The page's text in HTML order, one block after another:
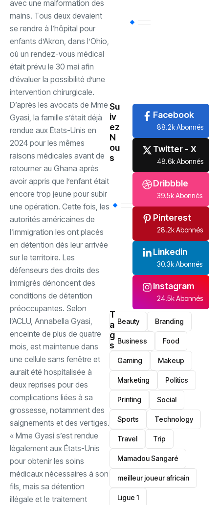
avec une malformation des
mains. Tous deux devaient
se rendre à l’hôpital pour
enfants d’Akron, dans l’Ohio,
où un rendez-vous médical
était prévu le 30 mai afin
d’évaluer la possibilité d’une
intervention chirurgicale.
‎D’après les avocats de Mme
Gyasi, la famille s’était déjà
rendue aux États-Unis en
2024 pour les mêmes
raisons médicales avant de
retourner au Ghana après
avoir appris que l’enfant était
encore trop jeune pour subir
une opération. Cette fois, les
autorités américaines de
l’immigration les ont placés
en détention dès leur arrivée
sur le territoire. ‎Les
défenseurs des droits des
immigrés dénoncent des
conditions de détention
préoccupantes. Selon
l’ACLU, Annabella Gyasi,
enceinte de plus de quatre
mois, est maintenue dans
une cellule sans fenêtre et
aurait été hospitalisée à
deux reprises pour des
complications liées à sa
grossesse, notamment des
saignements et des vertiges.
‎« Mme Gyasi s’est rendue
légalement aux États-Unis
pour obtenir les soins
médicaux nécessaires à son
fils, mais sa détention
illégale et le traitement
Su
iv
ez
N
ou
s
Facebook
88.2k Abonnés
Twitter - X
48.6k Abonnés
Dribbble
39.5k Abonnés
Pinterest
28.2k Abonnés
Linkedin
30.3k Abonnés
Instagram
24.5k Abonnés
T
a
g
s
Beauty Branding
Business Food
Gaming Makeup
Marketing Politics
Printing Social
Sports Technology
Travel Trip
Mamadou Sangaré
meilleur joueur africain
Ligue 1